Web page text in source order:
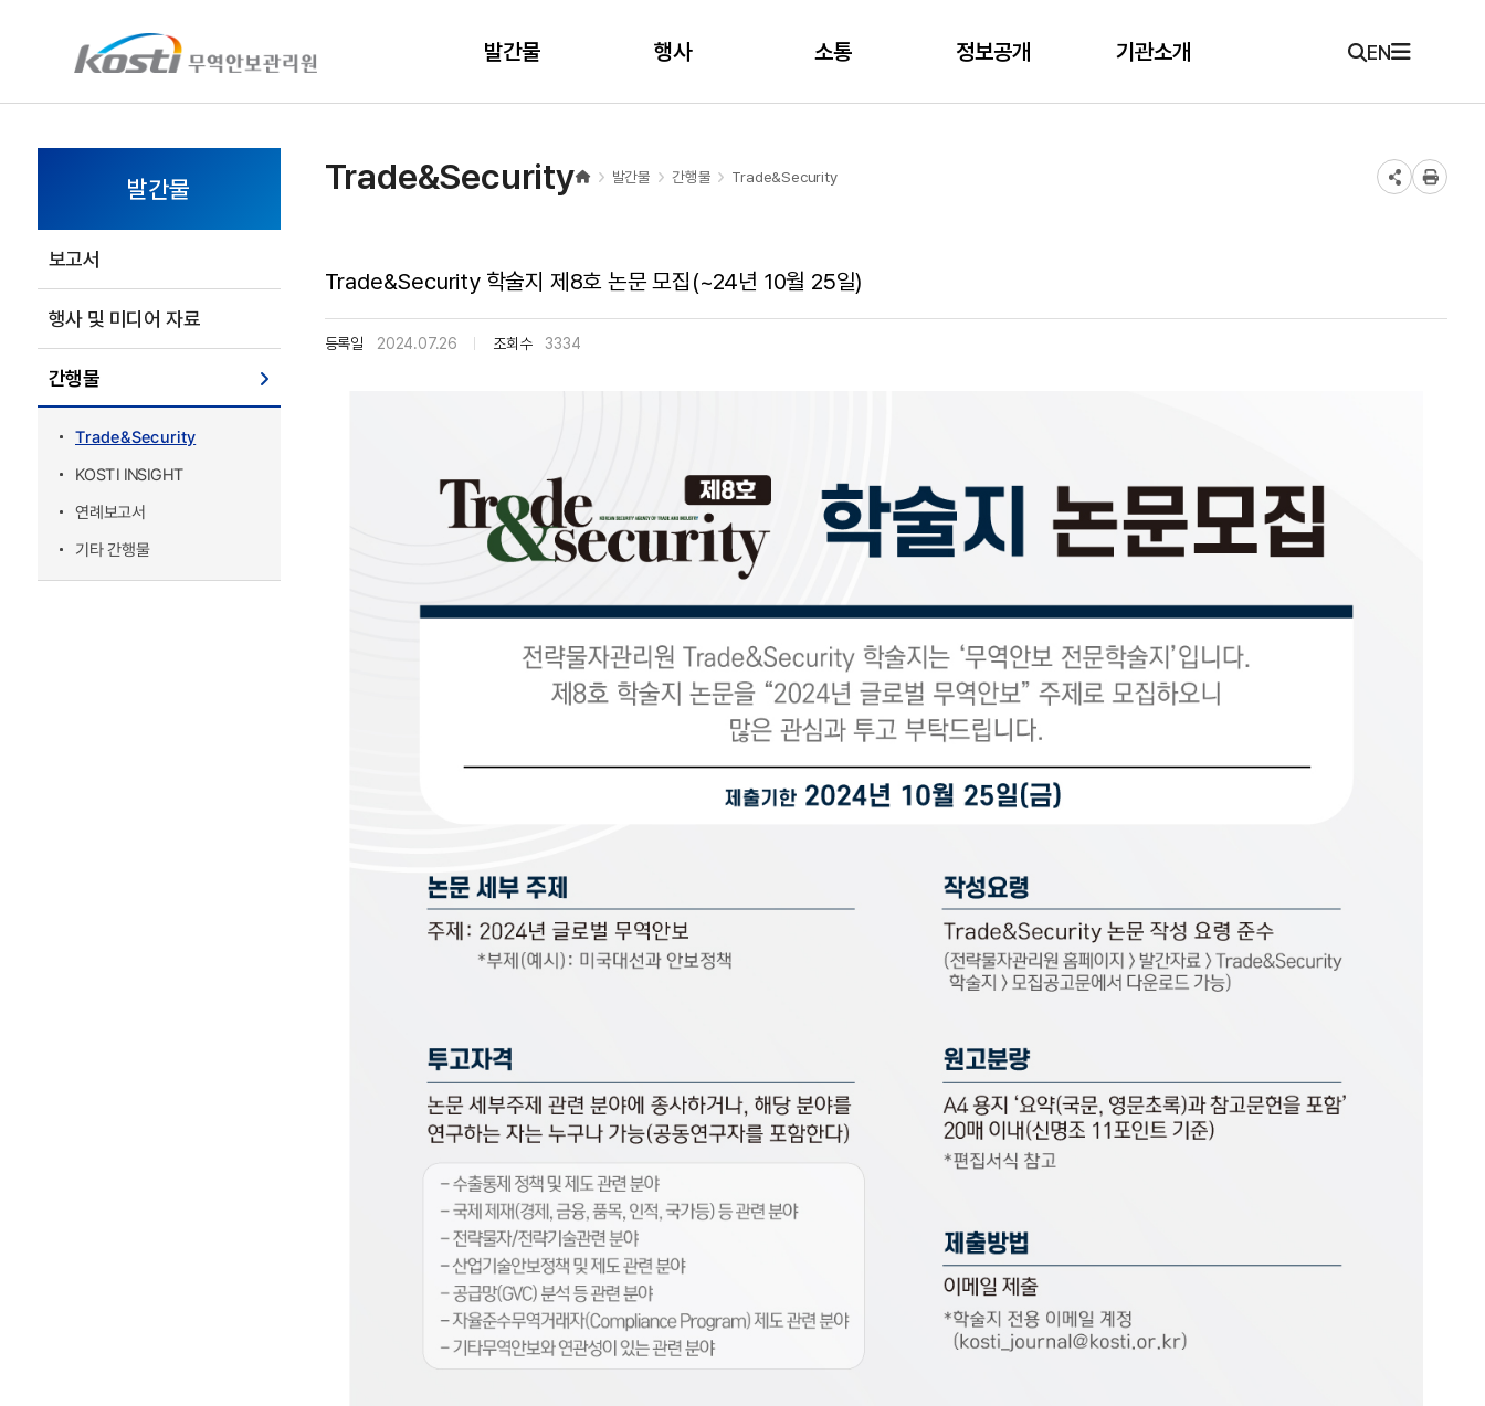
KOSTI 메인 페이지로 이동 발간물 행사 소통 정보공개 기관소개 EN
Trade&Security 발간물 간행물 Trade&Security
Trade&Security 학술지 제8호 논문 모집(~24년 10월 25일)
등록일 2024.07.26 조회수 3334
발간물
보고서
행사 및 미디어 자료
간행물
Trade&Security
KOSTI INSIGHT
연례보고서
기타 간행물